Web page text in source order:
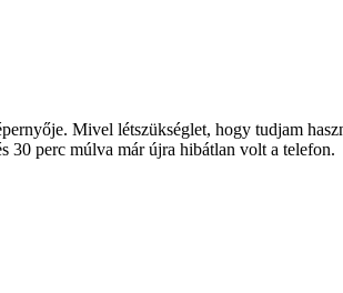
Mivel létszükséglet, hogy tudjam
30 perc múlva már újra hibátlan volt a telefon.